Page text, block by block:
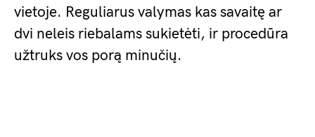
vietoje. Reguliarus valymas kas savaitę ar
dvi neleis riebalams sukietėti, ir procedūra
užtruks vos porą minučių.